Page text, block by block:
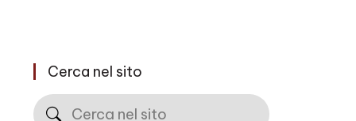
Cerca nel sito
Cerca